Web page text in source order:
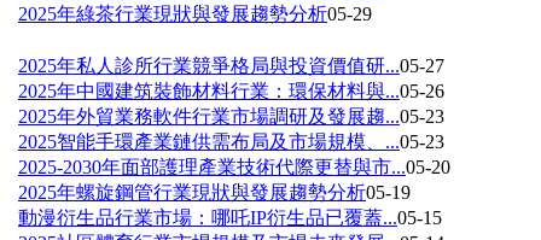
2025年綠茶行業現狀與發展趨勢分析05-29
2025年私人診所行業競爭格局與投資價值研...05-27
2025年中國建筑裝飾材料行業：環保材料與...05-26
2025年外貿業務軟件行業市場調研及發展趨...05-23
2025智能手環產業鏈供需布局及市場規模、...05-23
2025-2030年面部護理產業技術代際更替與市...05-20
2025年螺旋鋼管行業現狀與發展趨勢分析05-19
動漫衍生品行業市場：哪吒IP衍生品已覆蓋...05-15